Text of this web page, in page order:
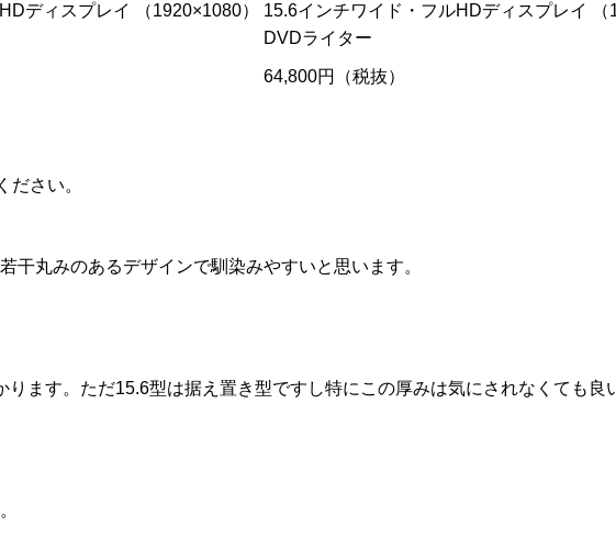
ディスプレイ （1920×1080）
15.6インチワイド・フルHDディスプレイ （
DVDライター
64,800円（税抜）
ださい。
干丸みのあるデザインで馴染みやすいと思います。
ます。ただ15.6型は据え置き型ですし特にこの厚みは気にされなくても良